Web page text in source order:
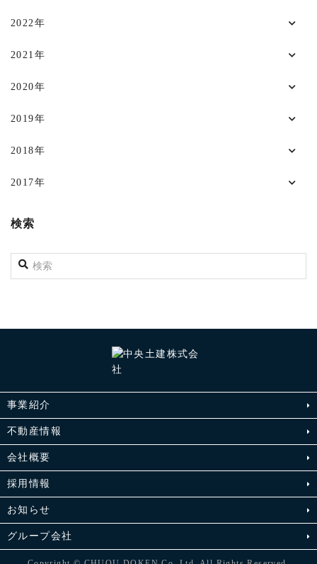
2022年
2021年
2020年
2019年
2018年
2017年
検索
事業紹介
不動産情報
会社概要
採用情報
お知らせ
グループ会社